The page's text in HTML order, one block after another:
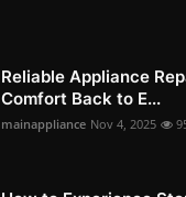
Reliable Appliance
Comfort Back to E...
mainappliance Nov 4, 2025